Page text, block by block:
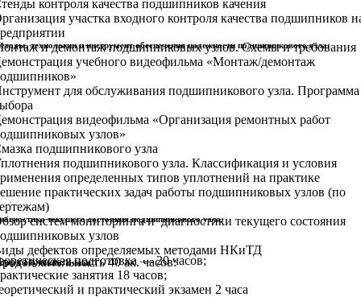
контроля качества подшипников качения
участка входного контроля качества подшипников
технологии и инструмент обеспечения надежности подшипникового узла:
и демонтаж подшипниковых узлов. Схемы и требования
учебного видеофильма «Монтаж/демонтаж
для обслуживания подшипникового узла. Программа
видеофильма «Организация ремонтных работ
узлов»
подшипникового узла
подшипникового узла. Классификация и условия
определенных типов уплотнений на практике
практических задач работы подшипниковых узлов (по
текущего состояния подшипникового узла:
систем мониторинга и диагностики текущего состояния
узлов
дефектов определяемых методами НКиТД
обучения: очная 40 ак. часов:
подготовка — 20 часов;
занятия 18 часов;
и практический экзамен 2 часа